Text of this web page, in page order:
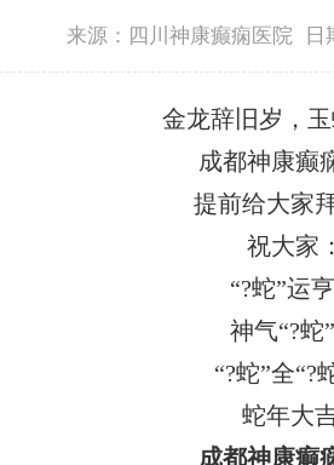
来源：四川神康癫痫医院 日
金龙辞旧岁，
成都神康癫
提前给大家
祝大家：
“?蛇”运
神气“?蛇
“?蛇”全“?
蛇年大
成都神康癫